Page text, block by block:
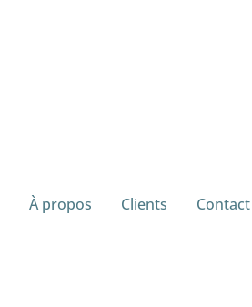
À propos Clients Contact